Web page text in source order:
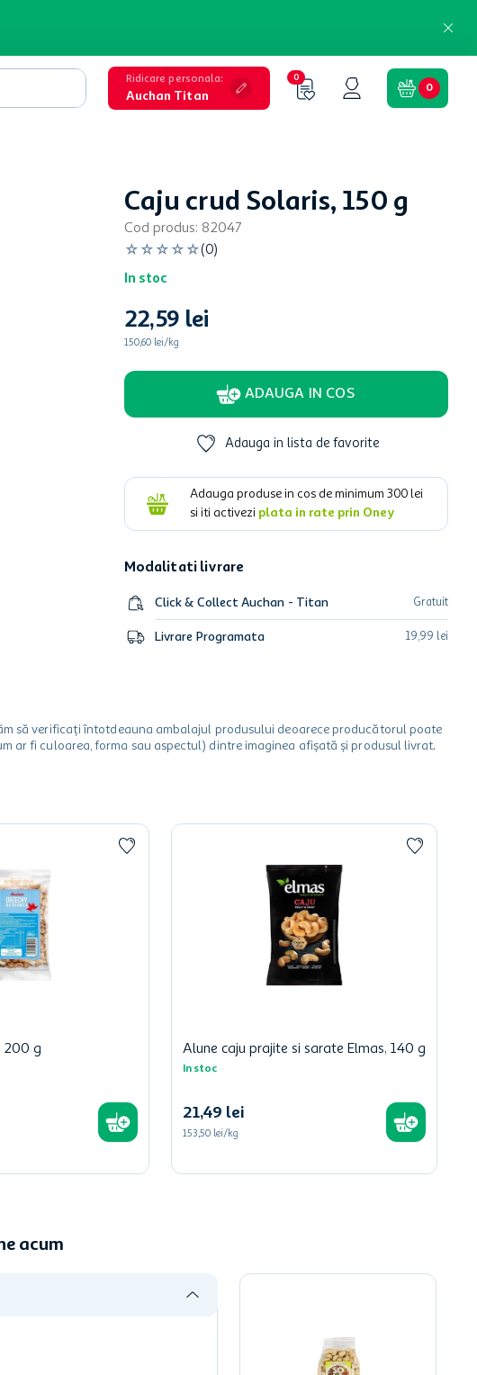
Ridicare personala:
Auchan Titan
0
0
Caju crud Solaris, 150 g
Cod produs: 82047
☆ ☆ ☆ ☆ ☆(0)
In stoc
22,59 lei
150,60 lei/kg
ADAUGA IN COS
Adauga in lista de favorite
Adauga produse in cos de minimum 300 lei
si iti activezi plata in rate prin Oney
Modalitati livrare
Click & Collect Auchan - Titan Gratuit
Livrare Programata 19,99 lei
să verificați întotdeauna ambalajul produsului deoarece producătorul poate
ar fi culoarea, forma sau aspectul) dintre imaginea afișată și produsul livrat.
200 g Alune caju prajite si sarate Elmas, 140 g
In stoc
21,49 lei
153,50 lei/kg
acum